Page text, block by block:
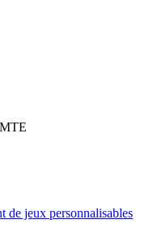
jeux personnalisables